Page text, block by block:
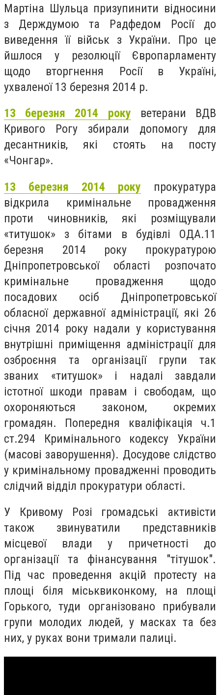
Мартіна Шульца призупинити відносини
з Держдумою та Радфедом Росії до
виведення її військ з України. Про це
йшлося у резолюції Європарламенту
щодо вторгнення Росії в Україні,
ухваленої 13 березня 2014 р.
13 березня 2014 року ветерани ВДВ
Кривого Рогу збирали допомогу для
десантників, які стоять на посту
«Чонгар».
13 березня 2014 року прокуратура
відкрила кримінальне провадження
проти чиновників, які розміщували
«титушок» з бітами в будівлі ОДА.11
березня 2014 року прокуратурою
Дніпропетровської області розпочато
кримінальне провадження щодо
посадових осіб Дніпропетровської
обласної державної адміністрації, які 26
січня 2014 року надали у користування
внутрішні приміщення адміністрації для
озброєння та організації групи так
званих «титушок» і надалі завдали
істотної шкоди правам і свободам, що
охороняються законом, окремих
громадян. Попередня кваліфікація ч.1
ст.294 Кримінального кодексу України
(масові заворушення). Досудове слідство
у кримінальному провадженні проводить
слідчий відділ прокуратури області.
У Кривому Розі громадські активісти
також звинуватили представників
місцевої влади у причетності до
організації та фінансування "тітушок".
Під час проведення акцій протесту на
площі біля міськвиконкому, на площі
Горького, туди організовано прибували
групи молодих людей, у масках та без
них, у руках вони тримали палиці.